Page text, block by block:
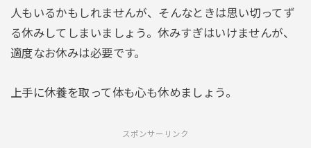
人もいるかもしれませんが、そんなときは思い切ってず
る休みしてしまいましょう。休みすぎはいけませんが、
適度なお休みは必要です。
上手に休養を取って体も心も休めましょう。
スポンサーリンク